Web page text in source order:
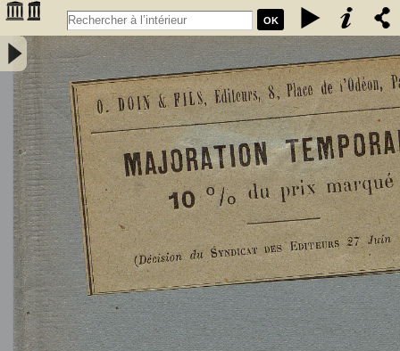
OK
L'Astronomie, observations, théorie et vulgarisation générale / par
Marcel Moye,... - Moye, Marcel (1873-1939). Auteur